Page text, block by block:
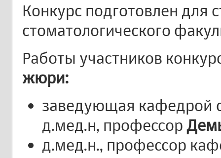
Конкурс подготовлен для
стоматологического
Работы участников
жюри:
заведующая кафедрой
д.мед.н, профессор
д.мед.н., профессор